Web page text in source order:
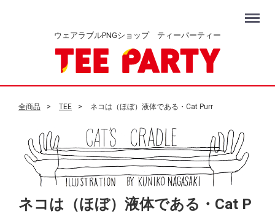
ウェアラブルPNGショップ ティーパーティー
Menu
全商品 TEE ネコは（ほぼ）液体である・Cat Purr
ネコは（ほぼ）液体である・Cat P